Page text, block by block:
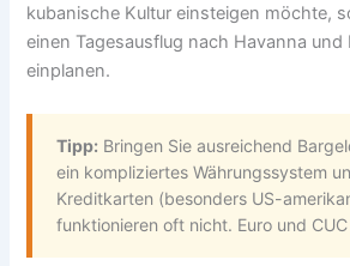
kubanische Kultur einsteigen möchte,
einen Tagesausflug nach Havanna und
einplanen.
Tipp: Bringen Sie ausreichend
ein kompliziertes Währungssystem
Kreditkarten (besonders US-
funktionieren oft nicht. Euro und